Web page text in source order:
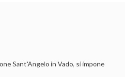
Sant'Angelo in Vado, si impone